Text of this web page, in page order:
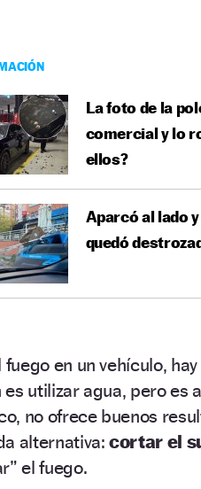
La foto de la
comercial y lo
ellos?
Aparcó al lado
quedó
fuego en un vehículo,
es utilizar agua, pero es
no ofrece buenos
alternativa:cortar el
el fuego.